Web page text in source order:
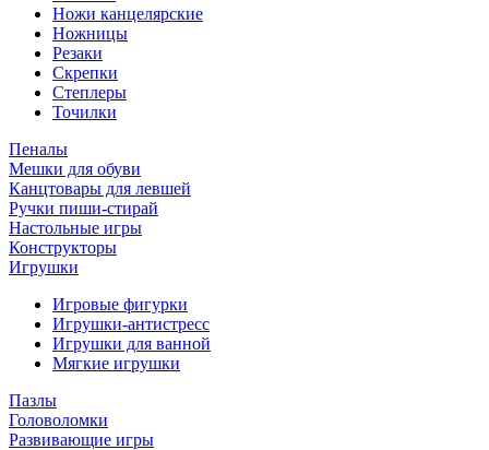
Ножи канцелярские
Ножницы
Резаки
Скрепки
Степлеры
Точилки
Пеналы
Мешки для обуви
Канцтовары для левшей
Ручки пиши-стирай
Настольные игры
Конструкторы
Игрушки
Игровые фигурки
Игрушки-антистресс
Игрушки для ванной
Мягкие игрушки
Пазлы
Головоломки
Развивающие игры